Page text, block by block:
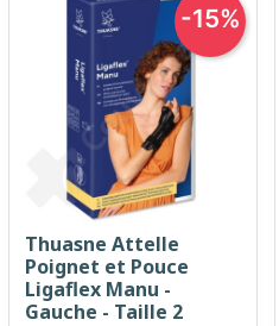
Thuasne Attelle
Poignet et Pouce
Ligaflex Manu -
Gauche - Taille 2
-15%